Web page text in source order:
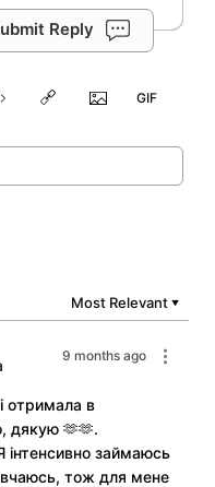
Reply
Most Relevant ▼
9 months ago
отримала в
дякую 🫶🫶.
інтенсивно займаюсь
тож для мене